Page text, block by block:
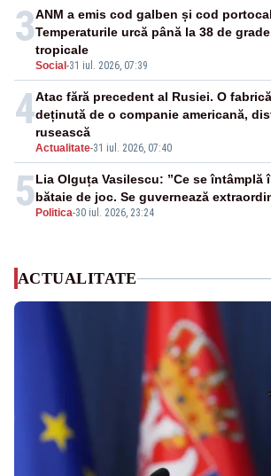
3
Social -31 iul. 2026, 07:39
ANM a emis cod galben și cod
Temperaturile urcă până la 38 de
tropicale
4
Actualitate-31 iul. 2026, 07:40
Atac fără precedent al Rusiei. O
deținută de o companie americană,
rusească
5 Politica-30 iul. 2026, 23:24
Lia Olguța Vasilescu: ”Ce se întâmplă
bătaie de joc. Se guvernează
ACTUALITATE